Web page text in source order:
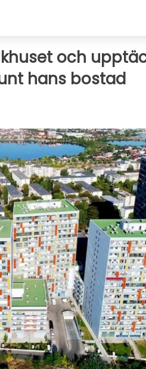
och
hans bostad